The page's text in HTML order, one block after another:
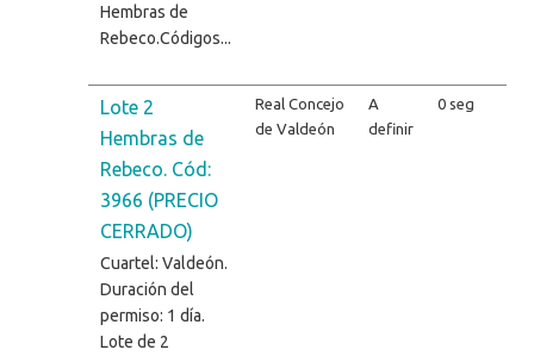
Hembras de
Rebeco.Códigos...
Lote 2
Hembras de
Rebeco. Cód:
3966 (PRECIO
CERRADO)
Cuartel: Valdeón.
Duración del
permiso: 1 día.
Lote de 2
Real Concejo
de Valdeón
A
definir
0 seg